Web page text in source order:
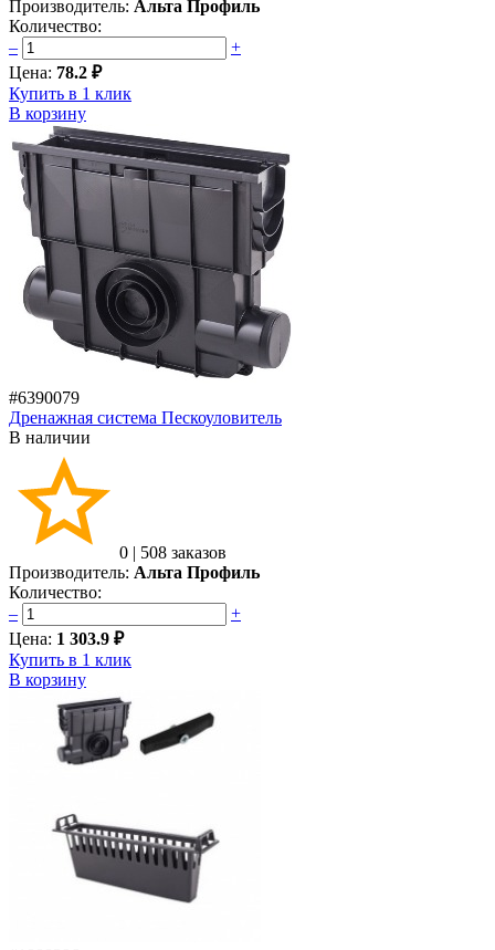
Производитель: Альта Профиль
Количество:
–
+
Цена: 78.2 ₽
Купить в 1 клик
В корзину
#6390079
Дренажная система Пескоуловитель
В наличии
0 | 508 заказов
Производитель: Альта Профиль
Количество:
–
+
Цена: 1 303.9 ₽
Купить в 1 клик
В корзину